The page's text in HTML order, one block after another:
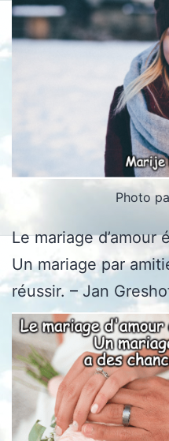
Photo
Le mariage
Un mariage par
réussir. – Jan